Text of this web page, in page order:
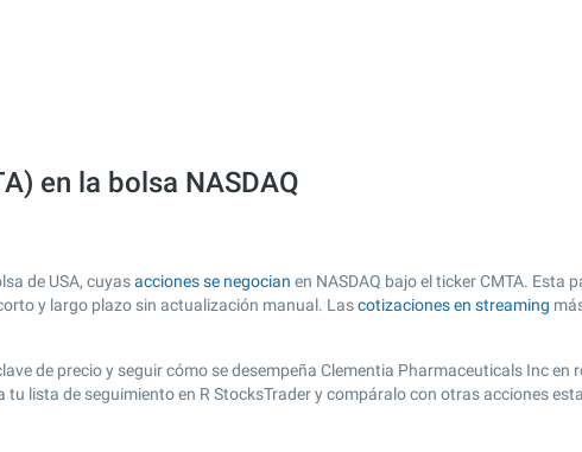
en la bolsa NASDAQ
de USA, cuyasacciones se negocian en NASDAQ bajo el ticker CMTA. Esta
y largo plazo sin actualización manual. Lascotizaciones en streaming
de precio y seguir cómo se desempeña Clementia Pharmaceuticals Inc en
tu lista de seguimiento en R StocksTrader y compáralo con otras acciones